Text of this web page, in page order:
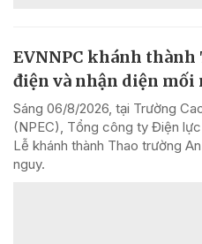
EVNNPC khánh
điện và nhận diện mối
Sáng 06/8/2026, tại Trường
(NPEC), Tổng công ty Điện
Lễ khánh thành Thao trường
nguy.